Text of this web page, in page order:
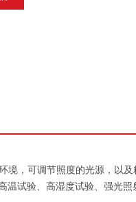
境，可调节照度的光源，以
温试验、高湿度试验、强光照